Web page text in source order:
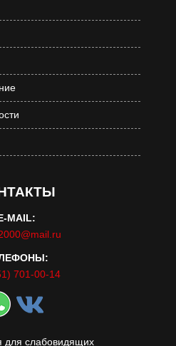
MAIL:
701-00-14
для слабовидящих